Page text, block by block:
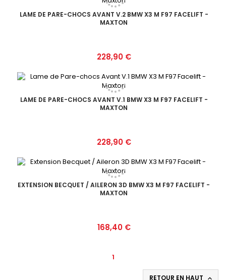
LAME DE PARE-CHOCS AVANT V.2 BMW X3 M F97 FACELIFT -
MAXTON
Prix
228,90 €
LAME DE PARE-CHOCS AVANT V.1 BMW X3 M F97 FACELIFT -
MAXTON
Prix
228,90 €
EXTENSION BECQUET / AILERON 3D BMW X3 M F97 FACELIFT -
MAXTON
Prix
168,40 €
1
RETOUR EN HAUT 